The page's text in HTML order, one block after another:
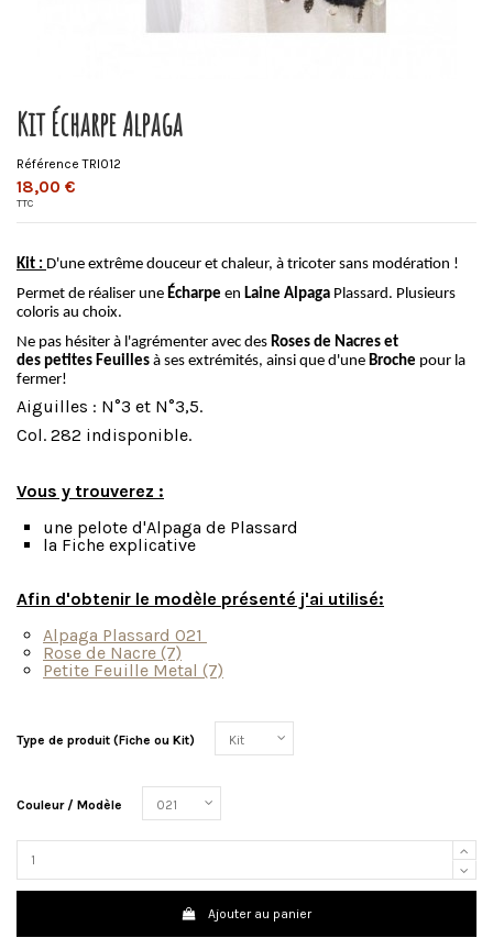
Kit Écharpe Alpaga
Référence TRI012
18,00 €
TTC
Kit : D'une extrême douceur et chaleur, à tricoter sans modération !
Permet de réaliser une Écharpe en Laine Alpaga Plassard. Plusieurs
coloris au choix.
Ne pas hésiter à l'agrémenter avec des Roses de Nacres et
des petites Feuilles à ses extrémités, ainsi que d'une Broche pour la
fermer!
Aiguilles : N°3 et N°3,5.
Col. 282 indisponible.
Vous y trouverez :
une pelote d'Alpaga de Plassard
la Fiche explicative
Afin d'obtenir le modèle présenté j'ai utilisé:
Alpaga Plassard 021
Rose de Nacre (7)
Petite Feuille Metal (7)
Type de produit (Fiche ou Kit)
Couleur / Modèle
Ajouter au panier